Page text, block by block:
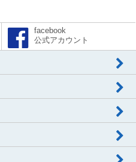
facebook
公式アカウント